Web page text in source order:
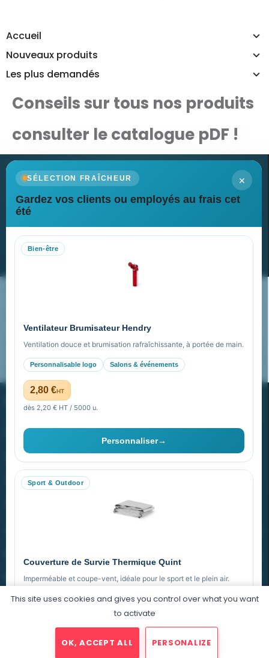
Accueil
Nouveaux produits
Les plus demandés
Conseils sur tous nos produits
consulter le catalogue pDF !
×
SÉLECTION FRAÎCHEUR
Gardez vos clients ou employés au frais cet
été
Bien-être
Ventilateur Brumisateur Hendry
Ventilation douce et brumisation rafraîchissante, à portée de main.
Personnalisable logo Salons & événements
2,80 €HT
dès 2,20 € HT / 5000 u.
Personnaliser→
Sport & Outdoor
Couverture de Survie Thermique Quint
Imperméable et coupe-vent, idéale pour le sport et le plein air.
PET argenté Économique
dégressif selon la quantité
Newsletter
Recevez nos dernières nouvelles et nos offres spéciales
Nos expertises & accompagnement global
FAQ sur Promenoch Goodies Pub France
Pourquoi ça a marché à 100% pour moi ?
PROMENOCH GOODIES
Goodies Pubfrance est édité par Promenoch
40 rue Madeleine Michelis
92 200 Neuilly
equipe@promenoch-goodies.com
NOTRE SOCIÉTÉ
This site uses cookies and gives you control over what you want
to activate
OK, ACCEPT ALL PERSONALIZE